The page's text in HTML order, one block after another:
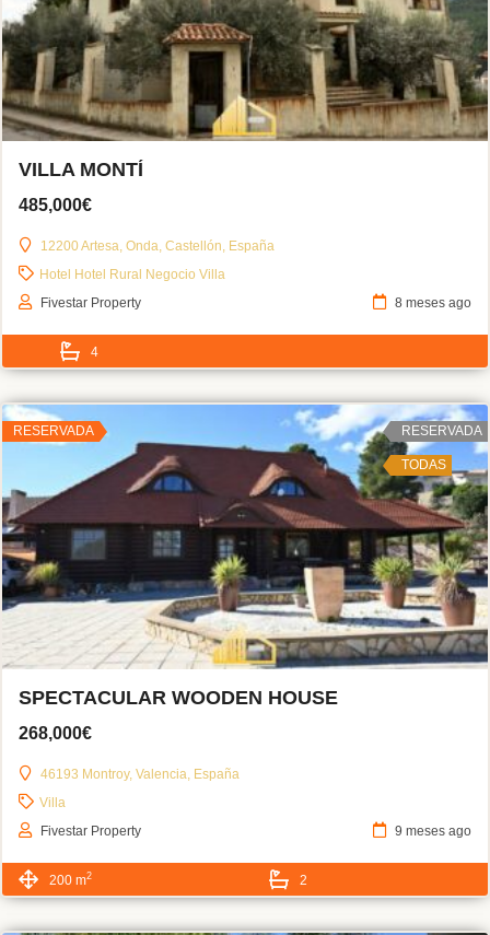
VILLA MONTÍ
485,000€
12200 Artesa, Onda, Castellón, España
Hotel Hotel Rural Negocio Villa
Fivestar Property
8 meses ago
4
RESERVADA RESERVADA
TODAS
SPECTACULAR WOODEN HOUSE
268,000€
46193 Montroy, Valencia, España
Villa
Fivestar Property
9 meses ago
200 m2 2